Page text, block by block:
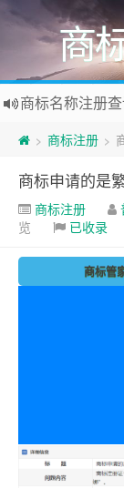
商
商标名称注册
商标注册和购
> 商标注册 >
商标申请的是
商标注册
览
已收录
商标管